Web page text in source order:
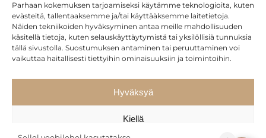
Parhaan kokemuksen tarjoamiseksi käytämme teknologioita, kuten
evästeitä, tallentaaksemme ja/tai käyttääksemme laitetietoja.
Näiden tekniikoiden hyväksyminen antaa meille mahdollisuuden
käsitellä tietoja, kuten selauskäyttäytymistä tai yksilöllisiä tunnuksia
tällä sivustolla. Suostumuksen antaminen tai peruuttaminen voi
vaikuttaa haitallisesti tiettyihin ominaisuuksiin ja toimintoihin.
Hyväksyä
Kiellä
ASIAKKAALLE
Yksityisyys ja käyttöehdot
Kuljetus